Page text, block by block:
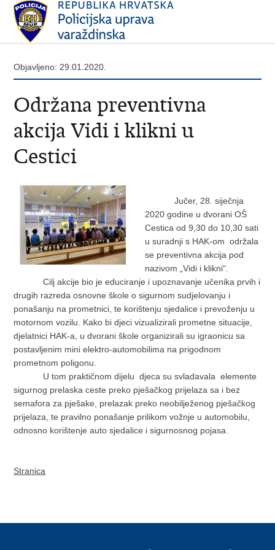
Objavljeno: 29.01.2020.
Održana preventivna
akcija Vidi i klikni u
Cestici
Jučer, 28. siječnja
2020 godine u dvorani OŠ
Cestica od 9,30 do 10,30 sati
u suradnji s HAK-om održala
se preventivna akcija pod
nazivom „Vidi i klikni“.
Cilj akcije bio je educiranje i upoznavanje učenika prvih i
drugih razreda osnovne škole o sigurnom sudjelovanju i
ponašanju na prometnici, te korištenju sjedalice i prevoženju u
motornom vozilu. Kako bi djeci vizualizirali prometne situacije,
djelatnici HAK-a, u dvorani škole organizirali su igraonicu sa
postavljenim mini elektro-automobilima na prigodnom
prometnom poligonu.
U tom praktičnom dijelu djeca su svladavala elemente
sigurnog prelaska ceste preko pješačkog prijelaza sa i bez
semafora za pješake, prelazak preko neobilježenog pješačkog
prijelaza, te pravilno ponašanje prilikom vožnje u automobilu,
odnosno korištenje auto sjedalice i sigurnosnog pojasa.
Stranica